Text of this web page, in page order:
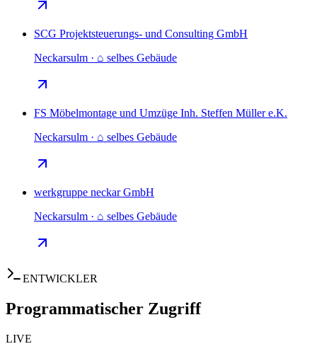
SCG Projektsteuerungs- und Consulting GmbH
Neckarsulm · ⌂ selbes Gebäude
FS Möbelmontage und Umzüge Inh. Steffen Müller e.K.
Neckarsulm · ⌂ selbes Gebäude
werkgruppe neckar GmbH
Neckarsulm · ⌂ selbes Gebäude
ENTWICKLER
Programmatischer Zugriff
LIVE